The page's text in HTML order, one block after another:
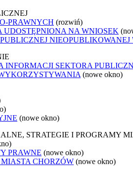
PRAWNYCH (rozwiń)
NA WNIOSEK
NIEOPUBLIKOWANEJ
INFORMACJI SEKTORA
(nowe okno)
(nowe okno)
STRATEGIE I PROGRAMY
PRAWNE (nowe okno)
CHORZÓW (nowe okno)